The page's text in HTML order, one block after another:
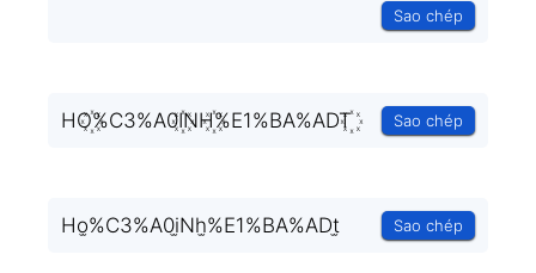
Sao chép
HO꙰%C3%A0I꙰NH꙰%E1%BA%ADT꙰ Sao chép
Ho̫%C3%A0i̫Nh̫%E1%BA%ADt̫ Sao chép